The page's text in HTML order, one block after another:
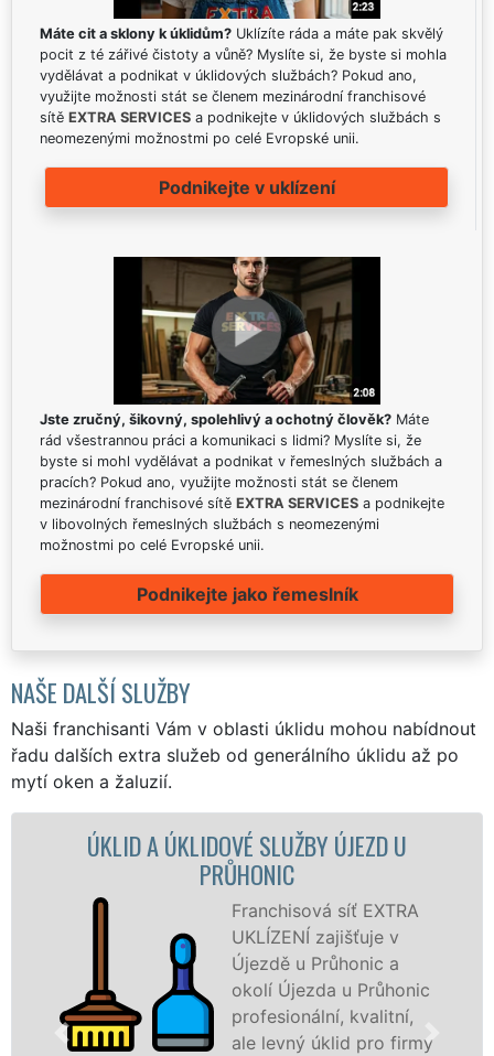
Máte cit a sklony k úklidům? Uklízíte ráda a máte pak skvělý
pocit z té zářivé čistoty a vůně? Myslíte si, že byste si mohla
vydělávat a podnikat v úklidových službách? Pokud ano,
využijte možnosti stát se členem mezinárodní franchisové
sítě EXTRA SERVICES a podnikejte v úklidových službách s
neomezenými možnostmi po celé Evropské unii.
Podnikejte v uklízení
Jste zručný, šikovný, spolehlivý a ochotný člověk? Máte
rád všestrannou práci a komunikaci s lidmi? Myslíte si, že
byste si mohl vydělávat a podnikat v řemeslných službách a
pracích? Pokud ano, využijte možnosti stát se členem
mezinárodní franchisové sítě EXTRA SERVICES a podnikejte
v libovolných řemeslných službách s neomezenými
možnostmi po celé Evropské unii.
Podnikejte jako řemeslník
NAŠE DALŠÍ SLUŽBY
Naši franchisanti Vám v oblasti úklidu mohou nabídnout
řadu dalších extra služeb od generálního úklidu až po
mytí oken a žaluzií.
A ÚKLIDOVÉ SLUŽBY ÚJEZD U
Franchisová síť EXTRA
UKLÍZENÍ zajišťuje v
Újezdě u Průhonic a
okolí Újezda u Průhonic
profesionální, kvalitní,
ale levný úklid pro firmy